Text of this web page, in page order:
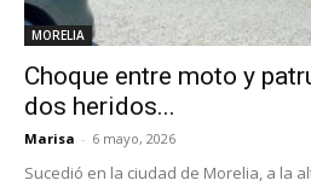
MORELIA
Choque entre moto y
dos heridos...
Marisa - 6 mayo, 2026
Sucedió en la ciudad de Morelia, a la